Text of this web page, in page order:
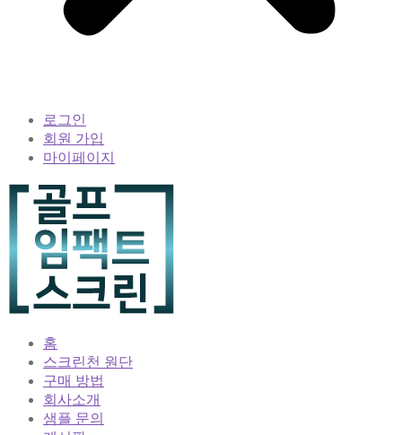
로그인
회원 가입
마이페이지
홈
스크린천 원단
구매 방법
회사소개
샘플 문의